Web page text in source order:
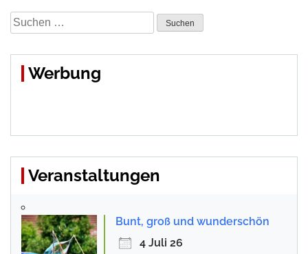
Suche
nach:
Werbung
Veranstaltungen
Bunt, groß und wunderschön
4 Juli 26